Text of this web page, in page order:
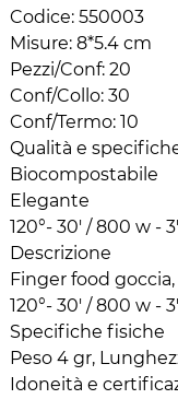
Codice: 550003
Misure: 8*5.4 cm
Pezzi/Conf: 20
Conf/Collo: 30
Conf/Termo: 10
Qualità e
Biocompostabile
Elegante
120°- 30' / 800 w -
Descrizione
Finger food
120°- 30' / 800 w -
Specifiche fisiche
Peso 4 gr,
Idoneità e